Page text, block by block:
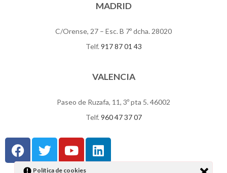
MADRID
C/Orense, 27 – Esc. B 7º dcha. 28020
Telf. 917 87 01 43
VALENCIA
Paseo de Ruzafa, 11, 3º pta 5. 46002
Telf. 960 47 37 07
Política de cookies